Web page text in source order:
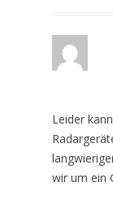
Leider
wir um ein